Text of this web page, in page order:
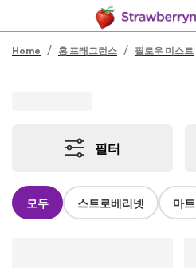
Home / 홈 프래그런스 / 필로우 미스트
필터
모두 스트로베리넷 마트